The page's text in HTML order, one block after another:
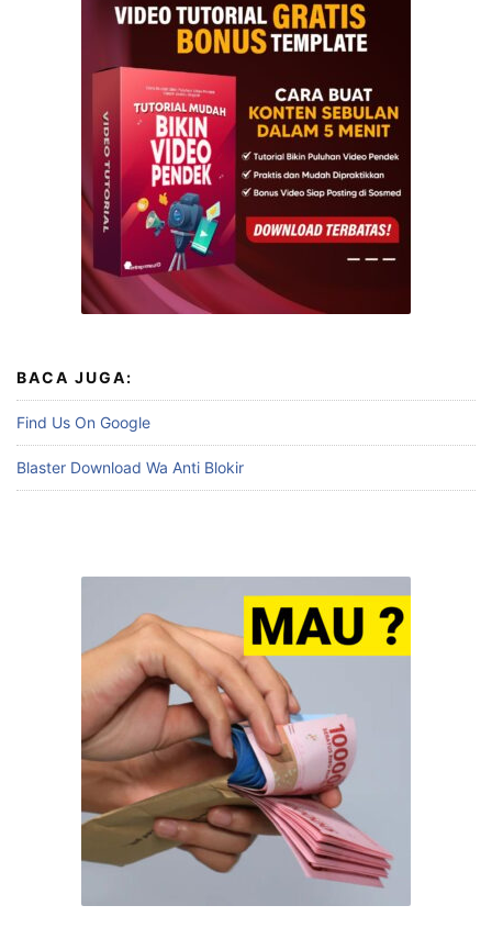
BACA JUGA:
Find Us On Google
Blaster Download Wa Anti Blokir